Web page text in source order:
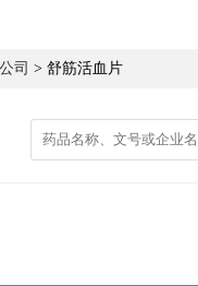
司 > 舒筋活血片